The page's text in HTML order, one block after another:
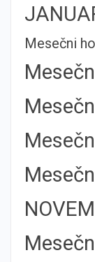
Mesečni